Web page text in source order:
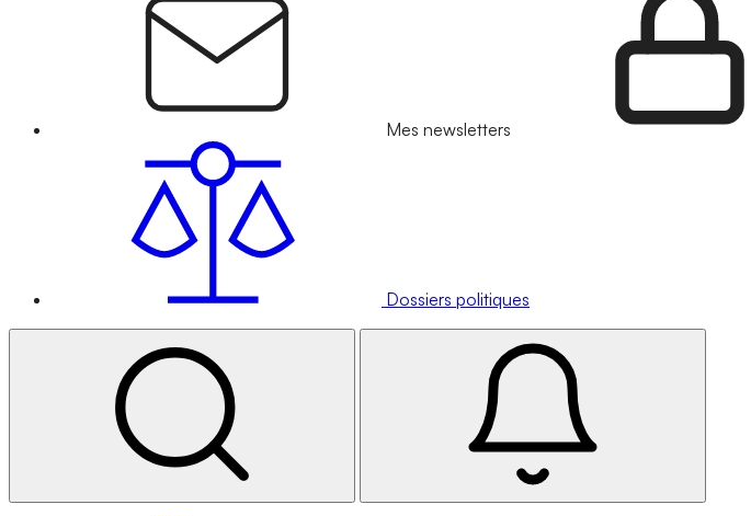
Mes newsletters
Dossiers politiques